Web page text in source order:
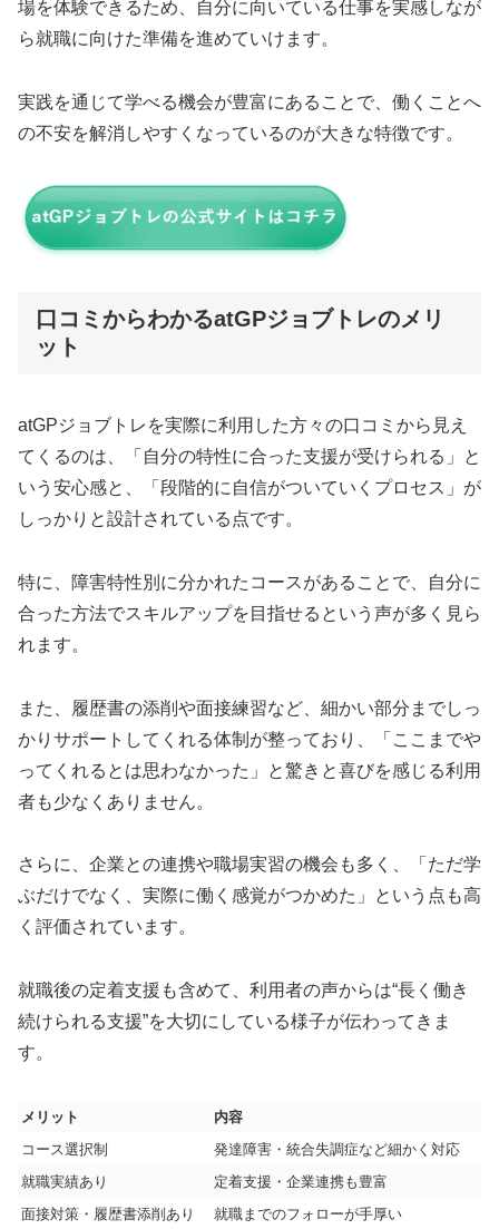
場を体験できるため、自分に向いている仕事を実感しなが
ら就職に向けた準備を進めていけます。
実践を通じて学べる機会が豊富にあることで、働くことへ
の不安を解消しやすくなっているのが大きな特徴です。
口コミからわかるatGPジョブトレのメリ
ット
atGPジョブトレを実際に利用した方々の口コミから見え
てくるのは、「自分の特性に合った支援が受けられる」と
いう安心感と、「段階的に自信がついていくプロセス」が
しっかりと設計されている点です。
特に、障害特性別に分かれたコースがあることで、自分に
合った方法でスキルアップを目指せるという声が多く見ら
れます。
また、履歴書の添削や面接練習など、細かい部分までしっ
かりサポートしてくれる体制が整っており、「ここまでや
ってくれるとは思わなかった」と驚きと喜びを感じる利用
者も少なくありません。
さらに、企業との連携や職場実習の機会も多く、「ただ学
ぶだけでなく、実際に働く感覚がつかめた」という点も高
く評価されています。
就職後の定着支援も含めて、利用者の声からは“長く働き
続けられる支援”を大切にしている様子が伝わってきま
す。
メリット
内容
コース選択制
発達障害・統合失調症など細かく対応
就職実績あり
定着支援・企業連携も豊富
面接対策・履歴書添削あり
就職までのフォローが手厚い